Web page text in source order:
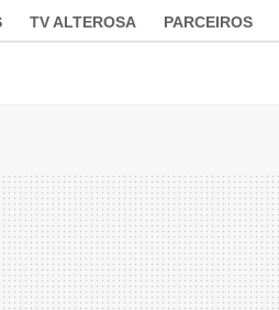
TV ALTEROSA PARCEIROS